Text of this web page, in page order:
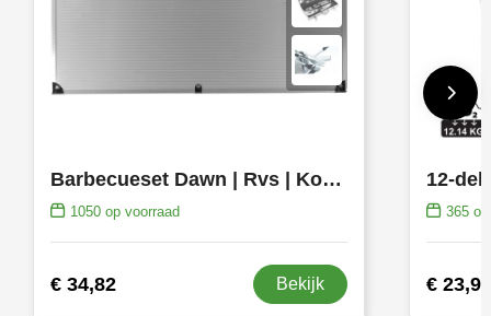
Barbecueset Dawn | Rvs | Koffer
1050op voorraad
€ 34,82 Bekijk
365op
€ 23,90